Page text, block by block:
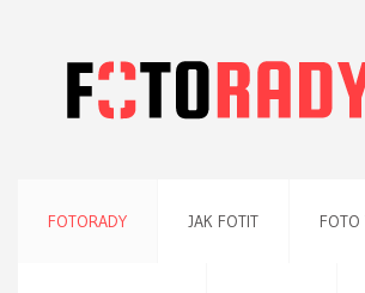
FOTORADY JAK FOTIT FOTO